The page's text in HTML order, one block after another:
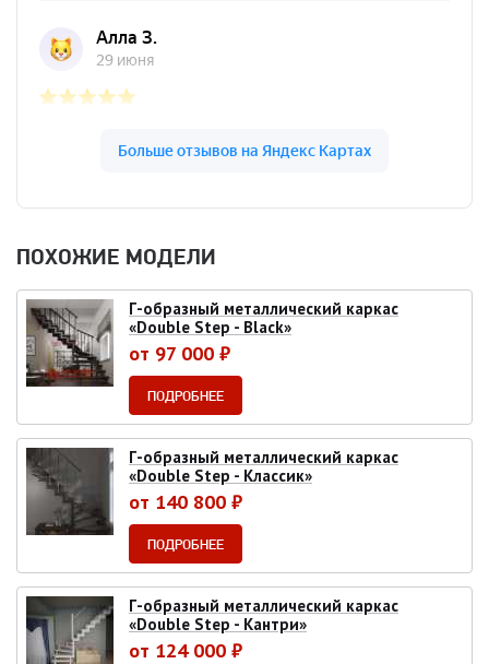
ПОХОЖИЕ МОДЕЛИ
Г-образный металлический каркас
«Double Step - Black»
от 97 000 ₽
ПОДРОБНЕЕ
Г-образный металлический каркас
«Double Step - Классик»
от 140 800 ₽
ПОДРОБНЕЕ
Г-образный металлический каркас
«Double Step - Кантри»
от 124 000 ₽